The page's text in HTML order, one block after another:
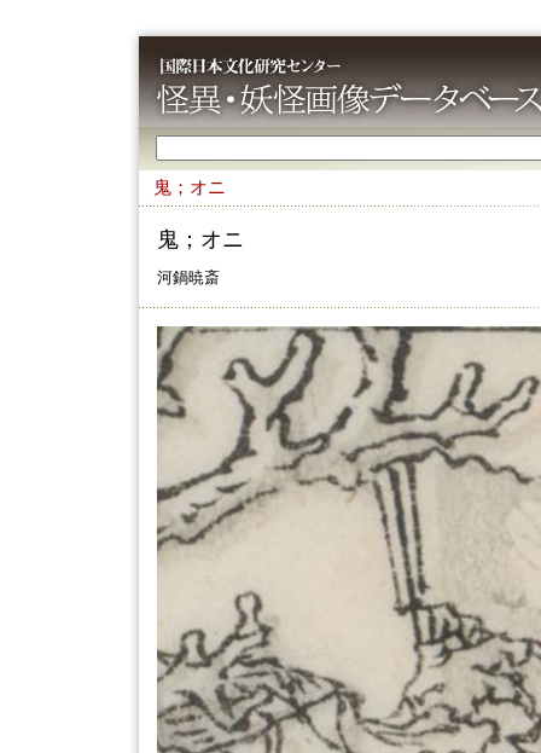
鬼；オニ
鬼；オニ
河鍋暁斎